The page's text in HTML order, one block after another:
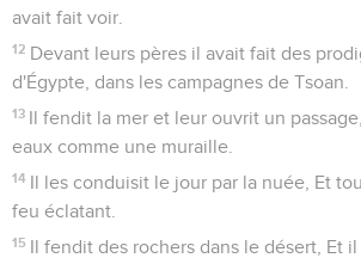
avait fait voir.
12 Devant leurs pères il avait fait des
d'Égypte, dans les campagnes de Tsoan.
13 Il fendit la mer et leur ouvrit un
eaux comme une muraille.
14 Il les conduisit le jour par la nuée, Et
feu éclatant.
15 Il fendit des rochers dans le désert, Et